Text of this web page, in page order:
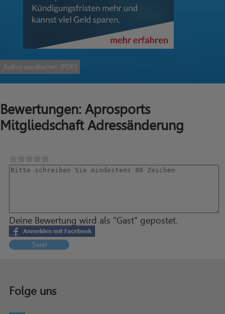
Selbst ausdruchen (PDF)
Bewertungen: Aprosports
Mitgliedschaft Adressänderung
Deine Bewertung wird als "Gast" gepostet.
Send
Folge uns